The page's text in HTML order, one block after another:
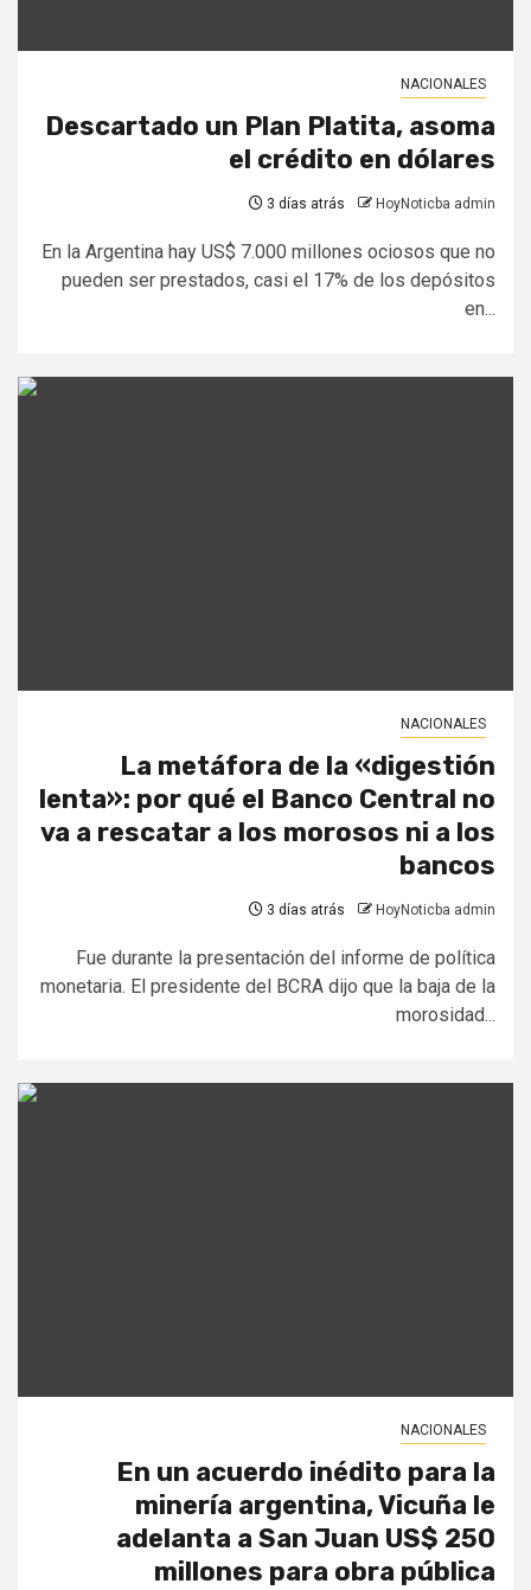
NACIONALES
Descartado un Plan Platita, asoma
el crédito en dólares
3 días atrás HoyNoticba admin
En la Argentina hay US$ 7.000 millones ociosos que no
pueden ser prestados, casi el 17% de los depósitos
en...
NACIONALES
La metáfora de la «digestión
lenta»: por qué el Banco Central no
va a rescatar a los morosos ni a los
bancos
3 días atrás HoyNoticba admin
Fue durante la presentación del informe de política
monetaria. El presidente del BCRA dijo que la baja de la
morosidad...
NACIONALES
En un acuerdo inédito para la
minería argentina, Vicuña le
adelanta a San Juan US$ 250
millones para obra pública